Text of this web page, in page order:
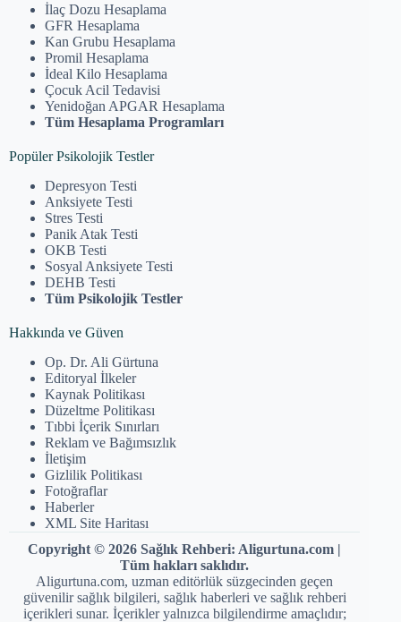
İlaç Dozu Hesaplama
GFR Hesaplama
Kan Grubu Hesaplama
Promil Hesaplama
İdeal Kilo Hesaplama
Çocuk Acil Tedavisi
Yenidoğan APGAR Hesaplama
Tüm Hesaplama Programları
Popüler Psikolojik Testler
Depresyon Testi
Anksiyete Testi
Stres Testi
Panik Atak Testi
OKB Testi
Sosyal Anksiyete Testi
DEHB Testi
Tüm Psikolojik Testler
Hakkında ve Güven
Op. Dr. Ali Gürtuna
Editoryal İlkeler
Kaynak Politikası
Düzeltme Politikası
Tıbbi İçerik Sınırları
Reklam ve Bağımsızlık
İletişim
Gizlilik Politikası
Fotoğraflar
Haberler
XML Site Haritası
Copyright © 2026 Sağlık Rehberi: Aligurtuna.com |
Tüm hakları saklıdır.
Aligurtuna.com, uzman editörlük süzgecinden geçen
güvenilir sağlık bilgileri, sağlık haberleri ve sağlık rehberi
içerikleri sunar. İçerikler yalnızca bilgilendirme amaçlıdır;